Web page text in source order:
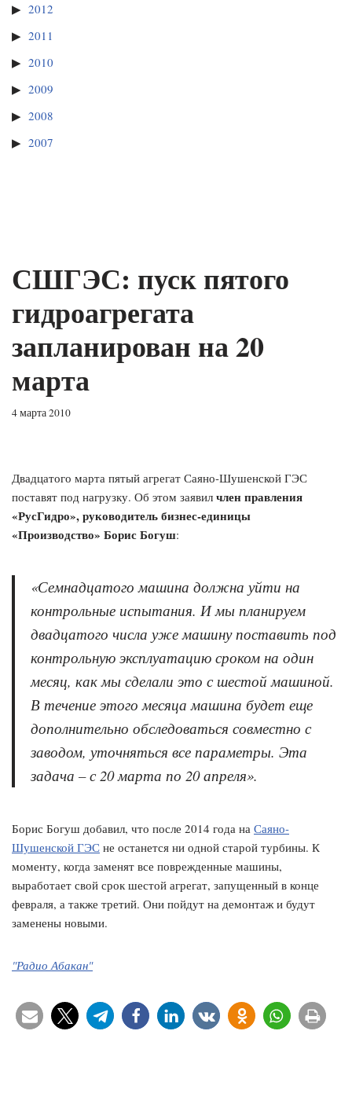
2012
2011
2010
2009
2008
2007
СШГЭС: пуск пятого
гидроагрегата
запланирован на 20
марта
4 марта 2010
Двадцатого марта пятый агрегат Саяно-Шушенской ГЭС
поставят под нагрузку. Об этом заявил член правления
«РусГидро», руководитель бизнес-единицы
«Производство» Борис Богуш:
«Семнадцатого машина должна уйти на
контрольные испытания. И мы планируем
двадцатого числа уже машину поставить под
контрольную эксплуатацию сроком на один
месяц, как мы сделали это с шестой машиной.
В течение этого месяца машина будет еще
дополнительно обследоваться совместно с
заводом, уточняться все параметры. Эта
задача – с 20 марта по 20 апреля».
Борис Богуш добавил, что после 2014 года на Саяно-
Шушенской ГЭС не останется ни одной старой турбины. К
моменту, когда заменят все поврежденные машины,
выработает свой срок шестой агрегат, запущенный в конце
февраля, а также третий. Они пойдут на демонтаж и будут
заменены новыми.
"Радио Абакан"